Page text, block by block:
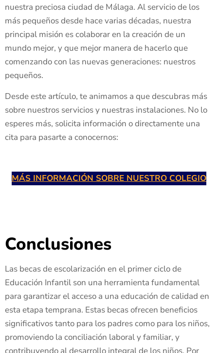
nuestra preciosa ciudad de Málaga. Al servicio de los
más pequeños desde hace varias décadas, nuestra
principal misión es colaborar en la creación de un
mundo mejor, y que mejor manera de hacerlo que
comenzando con las nuevas generaciones: nuestros
pequeños.
Desde este artículo, te animamos a que descubras más
sobre nuestros servicios y nuestras instalaciones. No lo
esperes más, solicita información o directamente una
cita para pasarte a conocernos:
MÁS INFORMACIÓN SOBRE NUESTRO COLEGIO
Conclusiones
Las becas de escolarización en el primer ciclo de
Educación Infantil son una herramienta fundamental
para garantizar el acceso a una educación de calidad en
esta etapa temprana. Estas becas ofrecen beneficios
significativos tanto para los padres como para los niños,
promoviendo la conciliación laboral y familiar, y
contribuyendo al desarrollo integral de los niños. Por